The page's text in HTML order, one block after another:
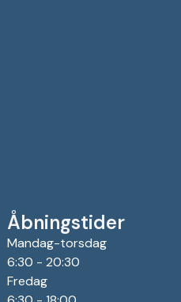
Åbningstider
Mandag-torsdag
6:30 - 20:30
Fredag